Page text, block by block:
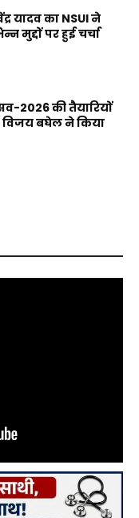
यादव का NSUI ने
मुद्दों पर हुई चर्चा
2026 की तैयारियों
बघेल ने किया